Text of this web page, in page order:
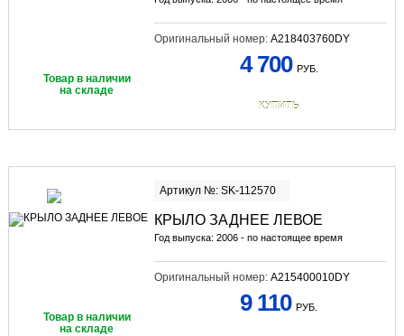
Оригинальный номер: A218403760DY
Товар в наличии
на складе
4 700 РУБ.
КУПИТЬ
Артикул №: SK-112570
КРЫЛО ЗАДНЕЕ ЛЕВОЕ
Год выпуска: 2006 - по настоящее время
Оригинальный номер: A215400010DY
Товар в наличии
на складе
9 110 РУБ.